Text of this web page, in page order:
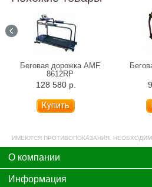
Беговая дорожка AMF
8612RP
128 580 р.
ИМЕЮТСЯ ПРОТИВОПОКАЗАНИЯ.
О компании
Информация